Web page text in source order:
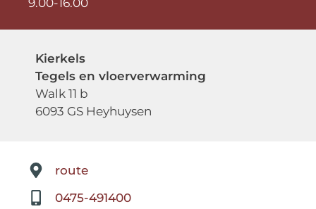
9.00-16.00
Kierkels
Tegels en vloerverwarming
Walk 11 b
6093 GS Heyhuysen
route
0475-491400